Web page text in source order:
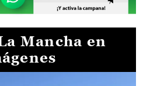
Mancha en